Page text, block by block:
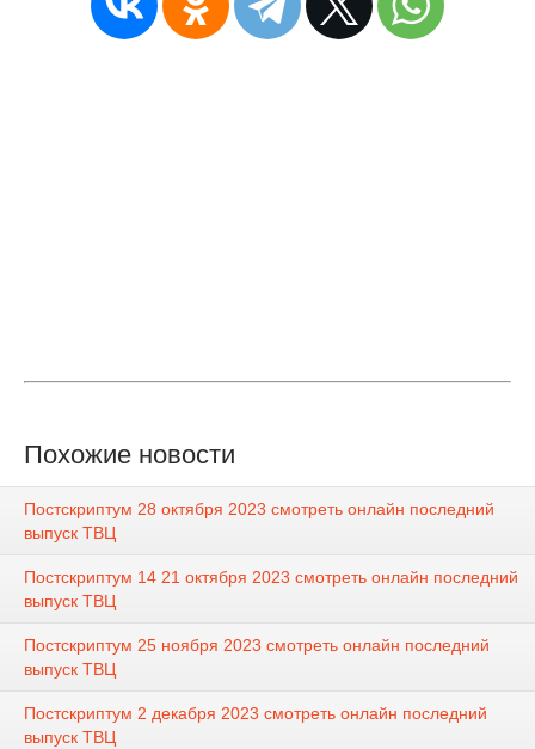
Похожие новости
Постскриптум 28 октября 2023 смотреть онлайн последний
выпуск ТВЦ
Постскриптум 14 21 октября 2023 смотреть онлайн последний
выпуск ТВЦ
Постскриптум 25 ноября 2023 смотреть онлайн последний
выпуск ТВЦ
Постскриптум 2 декабря 2023 смотреть онлайн последний
выпуск ТВЦ